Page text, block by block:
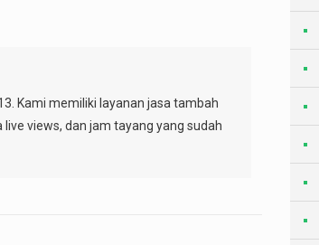
Kami memiliki layanan jasa tambah
views, dan jam tayang yang sudah